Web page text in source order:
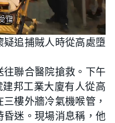
疑追捕賊人時從高處墮
聯合醫院搶救。下午
邦工業大廈有人從高
樓外牆冷氣機喉管，
迷。現場消息稱，他